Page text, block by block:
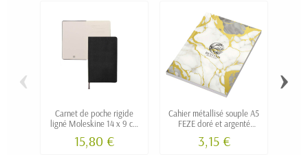
Carnet de poche rigide
ligné Moleskine 14 x 9 cm
15,80 €
Cahier métallisé souple A5
FEZE doré et argenté
3,15 €
‹ ›